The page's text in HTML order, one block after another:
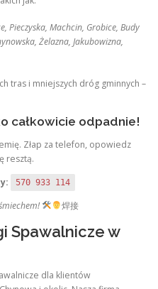
Pieczyska, Machcin, Grobice, Budy
Żelazna, Jakubowizna,
tras i mniejszych dróg gminnych –
całkowicie odpadnie!
Złap za telefon, opowiedz
resztą.
570 933 114
‍焊接
Spawalnicze w
dla klientów